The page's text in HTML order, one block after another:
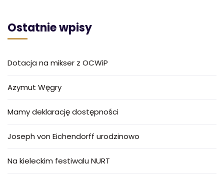
Ostatnie wpisy
Dotacja na mikser z OCWiP
Azymut Węgry
Mamy deklarację dostępności
Joseph von Eichendorff urodzinowo
Na kieleckim festiwalu NURT